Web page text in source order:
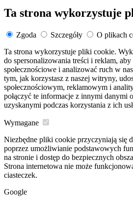
Ta strona wykorzystuje
Zgoda Szczegóły
O plikach
Ta strona wykorzystuje pliki cookie.
do spersonalizowania treści i reklam,
społecznościowe i analizować ruch w
tym, jak korzystasz z naszej witryny,
społecznościowym, reklamowym i
połączyć te informacje z innymi danymi
uzyskanymi podczas korzystania z ich
Wymagane
Niezbędne pliki cookie przyczyniają się
poprzez umożliwianie podstawowych
na stronie i dostęp do bezpiecznych
Strona internetowa nie może
ciasteczek.
Google